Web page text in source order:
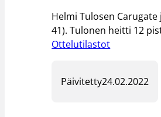
Helmi Tulosen
41). Tulonen heitti 12
Ottelutilastot
Päivitetty24.02.2022